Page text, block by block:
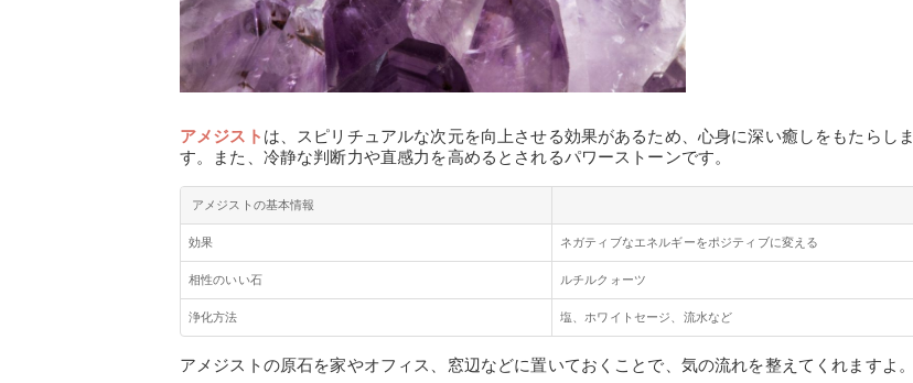
アメジスト は、スピリチュアルな次元を向上させる効果があるため、心身に深い癒しをもたらしま
す。また、冷静な判断力や直感力を高めるとされるパワーストーンです。
アメジストの基本情報
効果 ネガティブなエネルギーをポジティブに変える
相性のいい石 ルチルクォーツ
浄化方法 塩、ホワイトセージ、流水など
アメジストの原石を家やオフィス、窓辺などに置いておくことで、気の流れを整えてくれますよ。